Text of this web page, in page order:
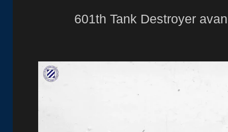
601th Tank Destroyer